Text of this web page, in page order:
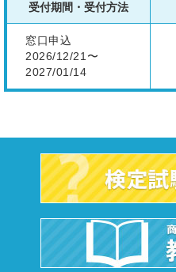
受付期間・受付方法
窓口申込
2026/12/21〜
2027/01/14